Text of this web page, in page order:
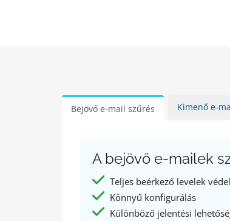
Bejövő e-mail szűrés Kimenő e-
A bejövő e-mailek
Teljes beérkező levelek
Könnyű konfigurálás
Különböző jelentési